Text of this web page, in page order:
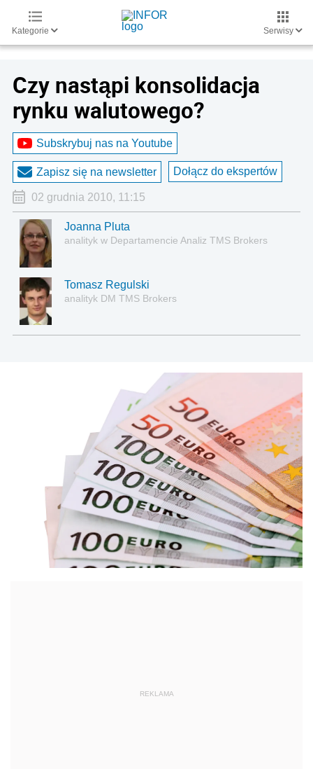
Kategorie Serwisy
Czy nastąpi konsolidacja
rynku walutowego?
Subskrybuj nas na Youtube
Zapisz się na newsletter Dołącz do ekspertów
02 grudnia 2010, 11:15
Joanna Pluta
analityk w Departamencie Analiz TMS Brokers
Tomasz Regulski
analityk DM TMS Brokers